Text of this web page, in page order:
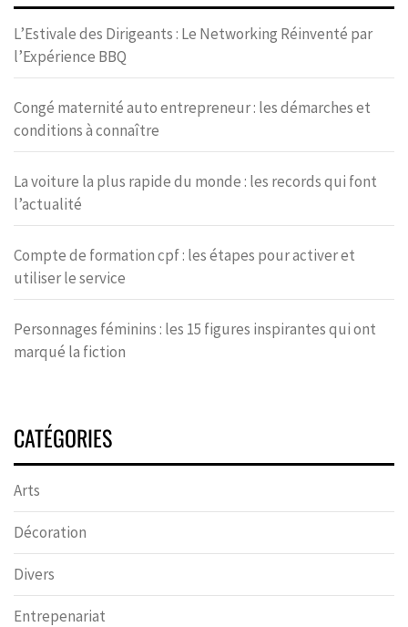
L’Estivale des Dirigeants : Le Networking Réinventé par
l’Expérience BBQ
Congé maternité auto entrepreneur : les démarches et
conditions à connaître
La voiture la plus rapide du monde : les records qui font
l’actualité
Compte de formation cpf : les étapes pour activer et
utiliser le service
Personnages féminins : les 15 figures inspirantes qui ont
marqué la fiction
CATÉGORIES
Arts
Décoration
Divers
Entrepenariat